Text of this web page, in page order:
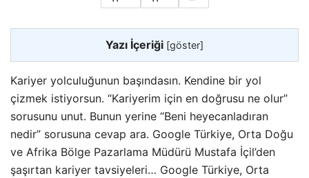
Yazı İçeriği [göster]
Kariyer yolculuğunun başındasın. Kendine bir yol
çizmek istiyorsun. “Kariyerim için en doğrusu ne olur”
sorusunu unut. Bunun yerine “Beni heyecanladıran
nedir” sorusuna cevap ara. Google Türkiye, Orta Doğu
ve Afrika Bölge Pazarlama Müdürü Mustafa İçil’den
şaşırtan kariyer tavsiyeleri… Google Türkiye, Orta